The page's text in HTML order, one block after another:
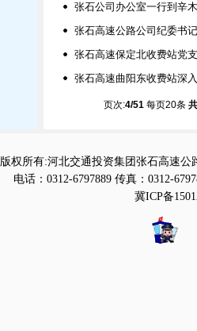
张石公司办公室一行到辛
张石高速公路公司纪委书
张石高速保定北收费站党
张石高速曲阳东收费站深
页次:4/51每页20条
版权所有:河北交通投资集团张石高速公
电话：0312-6797889 传真：0312-
冀ICP备